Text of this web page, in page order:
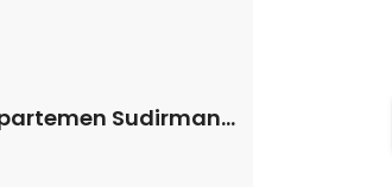
Disewakan Apartemen Sudirman Suites